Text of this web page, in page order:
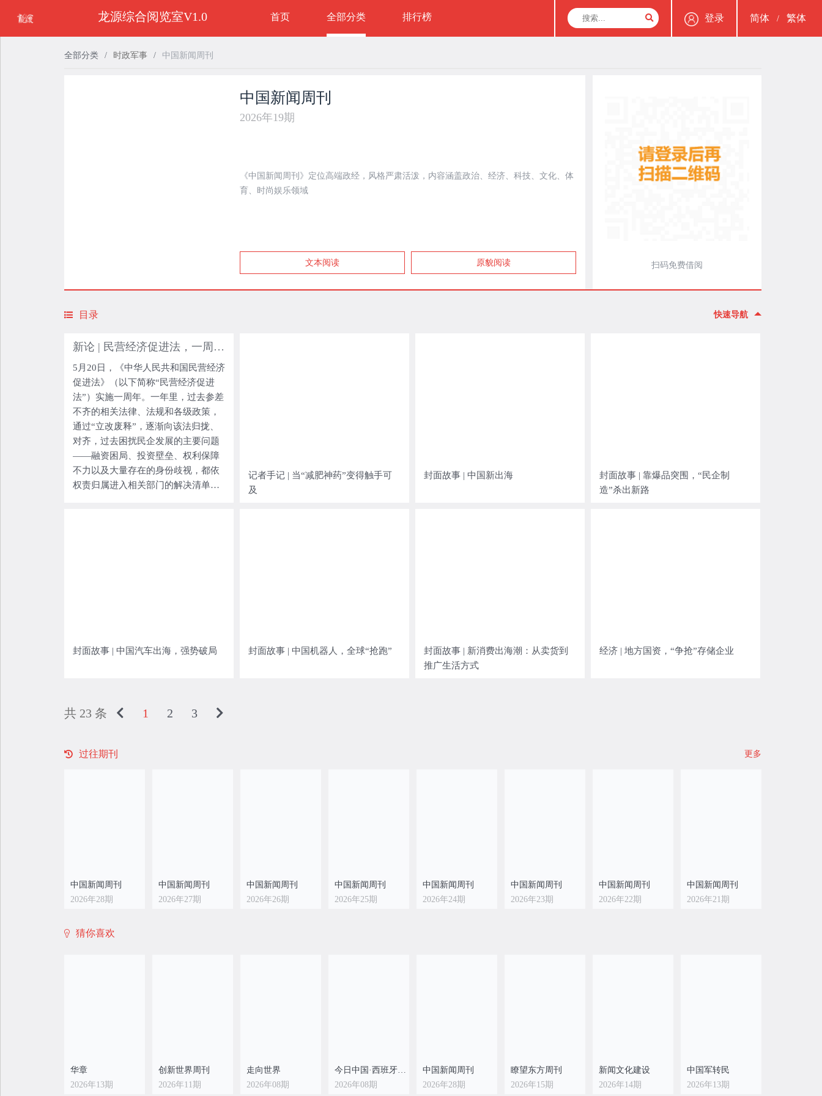
全部分类 / 时政军事 / 中国新闻周刊
中国新闻周刊
2026年19期
《中国新闻周刊》定位高端政经，风格严肃活泼，内容涵盖政治、经济、科技、文化、体
育、时尚娱乐领域
文本阅读 原貌阅读 扫码免费借阅
目录 快速导航
新论 | 民营经济促进法，一周年了
5月20日，《中华人民共和国民营经济
促进法》（以下简称“民营经济促进
法”）实施一周年。一年里，过去参差
不齐的相关法律、法规和各级政策，
通过“立改废释”，逐渐向该法归拢、
对齐，过去困扰民企发展的主要问题
——融资困局、投资壁垒、权利保障
不力以及大量存在的身份歧视，都依
权责归属进入相关部门的解决清单，
记者手记 | 当“减肥神药”变得触手可
及
封面故事 | 中国新出海
封面故事 | 靠爆品突围，“民企制
造”杀出新路
封面故事 | 中国汽车出海，强势破局 封面故事 | 中国机器人，全球“抢跑”
封面故事 | 新消费出海潮：从卖货到
推广生活方式
经济 | 地方国资，“争抢”存储企业
共 23 条 1 2 3
过往期刊 更多
中国新闻周刊
2026年28期
中国新闻周刊
2026年27期
中国新闻周刊
2026年26期
中国新闻周刊
2026年25期
中国新闻周刊
2026年24期
中国新闻周刊
2026年23期
中国新闻周刊
2026年22期
中国新闻周刊
2026年21期
猜你喜欢
华章
2026年13期
创新世界周刊
2026年11期
走向世界
2026年08期
今日中国·西班牙文版
2026年08期
中国新闻周刊
2026年28期
瞭望东方周刊
2026年15期
新闻文化建设
2026年14期
中国军转民
2026年13期
龙源综合阅览室V1.0 首页 全部分类 排行榜 登录 简体 / 繁体